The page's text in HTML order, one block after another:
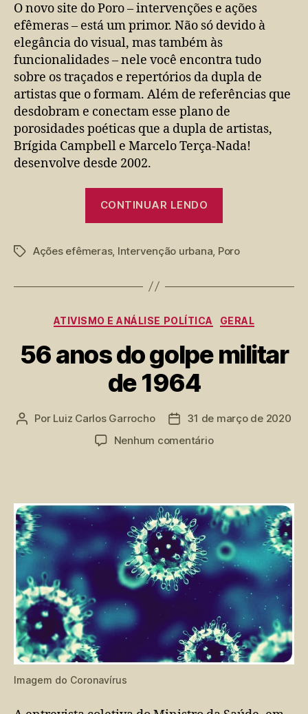
O novo site do Poro – intervenções e ações
efêmeras – está um primor. Não só devido à
elegância do visual, mas também às
funcionalidades – nele você encontra tudo
sobre os traçados e repertórios da dupla de
artistas que o formam. Além de referências que
desdobram e conectam esse plano de
porosidades poéticas que a dupla de artistas,
Brígida Campbell e Marcelo Terça-Nada!
desenvolve desde 2002.
CONTINUAR LENDO
poética
urbano”
TagsAções efêmeras, Intervenção urbana Poro
Categorias
ATIVISMO E ANÁLISE POLÍTICA GERAL
56 anos do golpe militar
de 1964
Autor
Por Luiz Carlos Garrocho
Data31 de março de 2020
Nenhum comentárioem
golpe
militar
de
1964
Imagem do Coronavírus